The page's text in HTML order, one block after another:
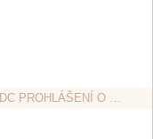
DC PROHLÁŠENÍ O SHODĚ